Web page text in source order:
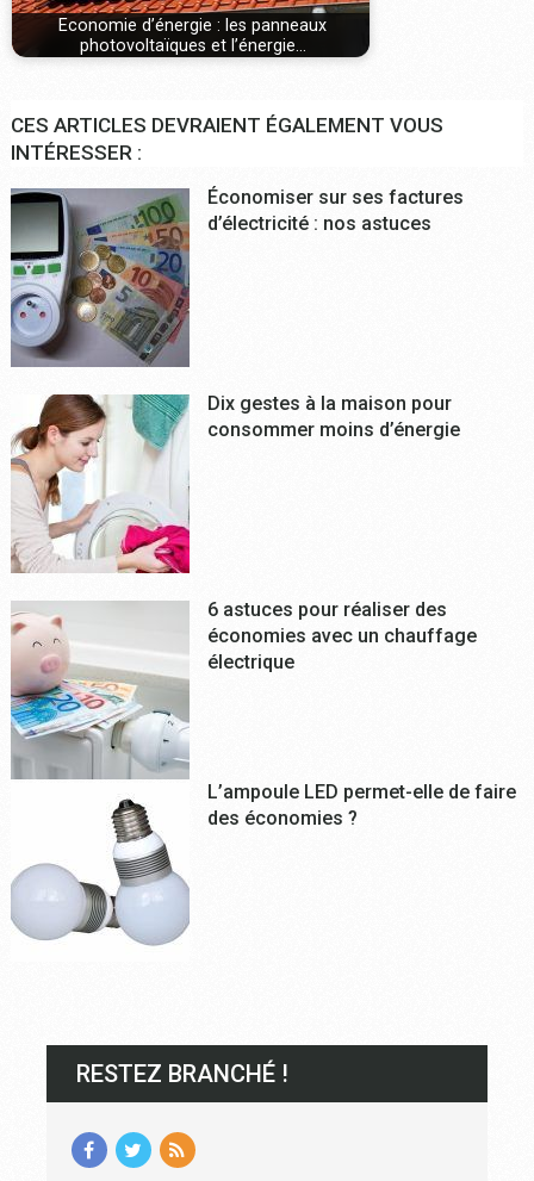
Economie d’énergie : les panneaux
photovoltaïques et l’énergie…
CES ARTICLES DEVRAIENT ÉGALEMENT VOUS
INTÉRESSER :
Économiser sur ses factures
d’électricité : nos astuces
Dix gestes à la maison pour
consommer moins d’énergie
6 astuces pour réaliser des
économies avec un chauffage
électrique
L’ampoule LED permet-elle de faire
des économies ?
RESTEZ BRANCHÉ !